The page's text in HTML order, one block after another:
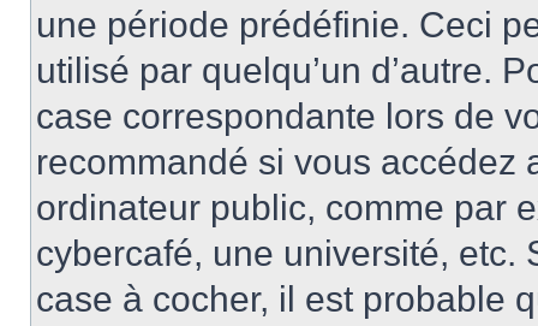
une période prédéfinie. Ceci
utilisé par quelqu’un d’autre.
case correspondante lors de
recommandé si vous accédez
ordinateur public, comme par
cybercafé, une université, etc.
case à cocher, il est probable